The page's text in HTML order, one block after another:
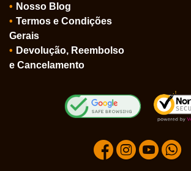
Nosso Blog
Termos e Condições
Gerais
Devolução, Reembolso
e Cancelamento